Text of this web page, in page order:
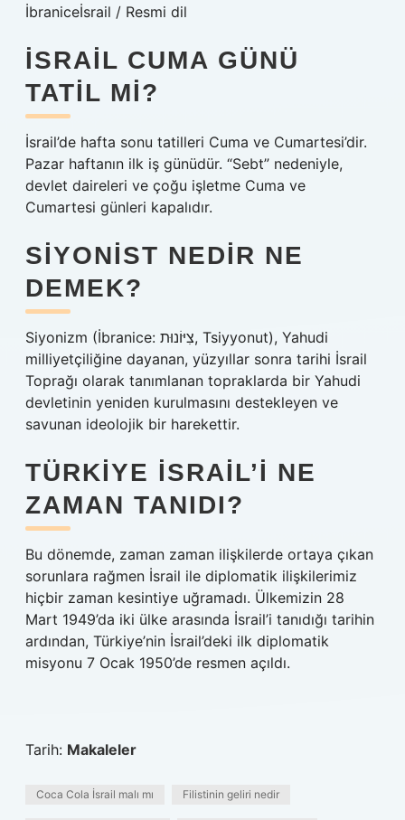
İbraniceİsrail / Resmi dil
İSRAIL CUMA GÜNÜ
TATIL MI?
İsrail’de hafta sonu tatilleri Cuma ve Cumartesi’dir.
Pazar haftanın ilk iş günüdür. “Sebt” nedeniyle,
devlet daireleri ve çoğu işletme Cuma ve
Cumartesi günleri kapalıdır.
SIYONIST NEDIR NE
DEMEK?
Siyonizm (İbranice: צִיּוֹנוּת, Tsiyyonut), Yahudi
milliyetçiliğine dayanan, yüzyıllar sonra tarihi İsrail
Toprağı olarak tanımlanan topraklarda bir Yahudi
devletinin yeniden kurulmasını destekleyen ve
savunan ideolojik bir harekettir.
TÜRKIYE İSRAIL’I NE
ZAMAN TANIDI?
Bu dönemde, zaman zaman ilişkilerde ortaya çıkan
sorunlara rağmen İsrail ile diplomatik ilişkilerimiz
hiçbir zaman kesintiye uğramadı. Ülkemizin 28
Mart 1949’da iki ülke arasında İsrail’i tanıdığı tarihin
ardından, Türkiye’nin İsrail’deki ilk diplomatik
misyonu 7 Ocak 1950’de resmen açıldı.
Tarih: Makaleler
Coca Cola İsrail malı mı Filistinin geliri nedir